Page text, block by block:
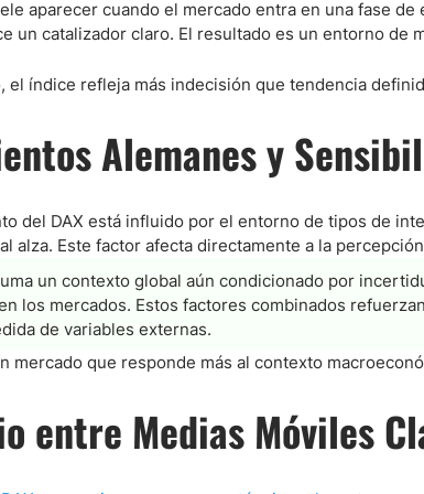
S&P 500
Mercado Libre (MELI)
aparecer cuando el mercado entra en una fase
un catalizador claro. El resultado es un entorno
el índice refleja más indecisión que tendencia
Alemanes y
del DAX está influido por el entorno de tipos de
alza. Este factor afecta directamente a la
un contexto global aún condicionado por
los mercados. Estos factores combinados
de variables externas.
mercado que responde más al contexto
entre Medias Móviles